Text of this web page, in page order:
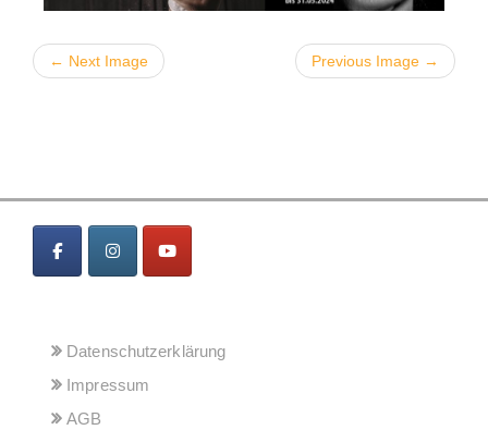
← Next Image Previous Image →
Datenschutzerklärung
Impressum
AGB